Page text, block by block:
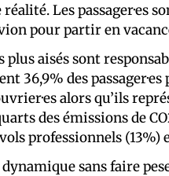
Les passager·es
pour partir en
aisés sont
36,9% des
alors qu’ils
des émissions de
professionnels (13%)
sans faire